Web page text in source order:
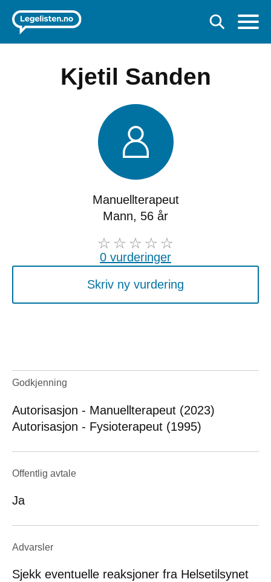
Kjetil Sanden
Manuellterapeut
Mann, 56 år
0 vurderinger
Skriv ny vurdering
Godkjenning
Autorisasjon - Manuellterapeut (2023)
Autorisasjon - Fysioterapeut (1995)
Offentlig avtale
Ja
Advarsler
Sjekk eventuelle reaksjoner fra Helsetilsynet